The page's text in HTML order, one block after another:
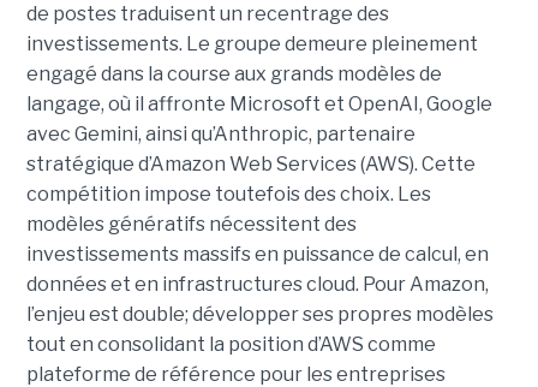
de postes traduisent un recentrage des
investissements. Le groupe demeure pleinement
engagé dans la course aux grands modèles de
langage, où il affronte Microsoft et OpenAI, Google
avec Gemini, ainsi qu’Anthropic, partenaire
stratégique d’Amazon Web Services (AWS). Cette
compétition impose toutefois des choix. Les
modèles génératifs nécessitent des
investissements massifs en puissance de calcul, en
données et en infrastructures cloud. Pour Amazon,
l’enjeu est double; développer ses propres modèles
tout en consolidant la position d’AWS comme
plateforme de référence pour les entreprises